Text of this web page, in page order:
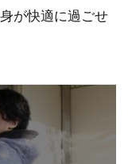
が快適に過ごせ